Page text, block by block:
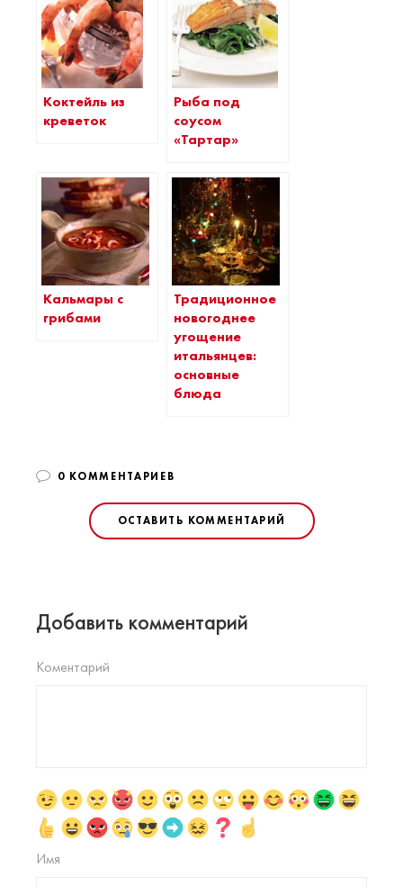
Коктейль из
креветок
Рыба под
соусом
«Тартар»
Кальмары с
грибами
Традиционное
новогоднее
угощение
итальянцев:
основные
блюда
0 КОММЕНТАРИЕВ
ОСТАВИТЬ КОММЕНТАРИЙ
Добавить комментарий
Коментарий
Имя